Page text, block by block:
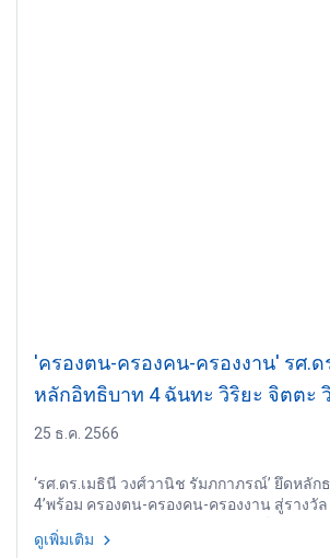
'ครองตน-ครองคน-ครองงาน' รศ.ด
หลักอิทธิบาท 4 ฉันทะ วิริยะ จิตตะ
บุคลากรดีเด่นปี’66
25 ธ.ค. 2566
‘รศ.ดร.เมธินี วงศ์วานิช รัมภกาภรณ์’ ยึดหลัก
4’พร้อม ครองตน-ครองคน-ครองงาน สู่รางวัล
ดูเพิ่มเติม